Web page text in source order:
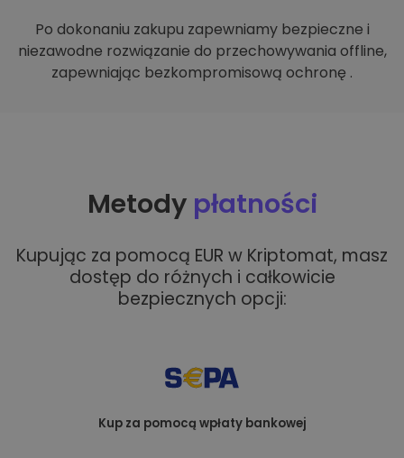
Po dokonaniu zakupu zapewniamy bezpieczne i
niezawodne rozwiązanie do przechowywania offline,
zapewniając bezkompromisową ochronę .
Metody płatności
Kupując za pomocą EUR w Kriptomat, masz
dostęp do różnych i całkowicie
bezpiecznych opcji:
Kup za pomocą wpłaty bankowej